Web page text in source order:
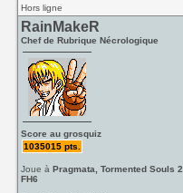
Hors ligne
RainMakeR
Chef de Rubrique Nécrologique
Score au grosquiz
1035015 pts.
Joue àPragmata, Tormented Souls 2,
FH6